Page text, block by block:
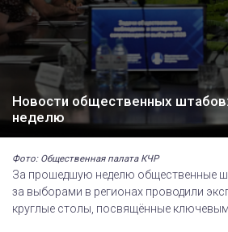
Новости общественных
неделю
Фото: Общественная палата КЧР
За прошедшую неделю общественные
за выборами в регионах проводили
круглые столы, посвящённые ключевым